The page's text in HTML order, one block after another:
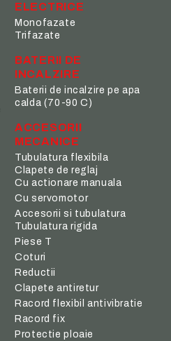
ELECTRICE
Monofazate
Trifazate
BATERII DE
INCALZIRE
Baterii de incalzire pe apa
calda (70-90 C)
ACCESORII
MECANICE
Tubulatura flexibila
Clapete de reglaj
Cu actionare manuala
Cu servomotor
Accesorii si tubulatura
Tubulatura rigida
Piese T
Coturi
Reductii
Clapete antiretur
Racord flexibil antivibratie
Racord fix
Protectie ploaie